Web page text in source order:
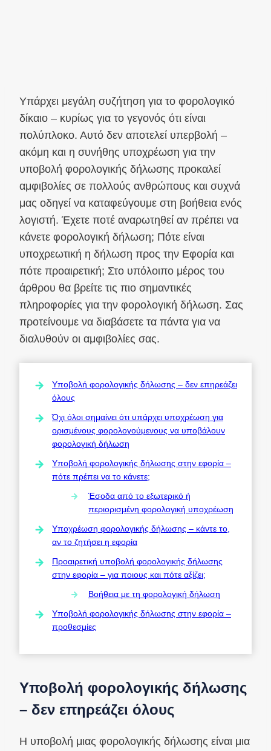
Υπάρχει μεγάλη συζήτηση για το φορολογικό
δίκαιο – κυρίως για το γεγονός ότι είναι
πολύπλοκο. Αυτό δεν αποτελεί υπερβολή –
ακόμη και η συνήθης υποχρέωση για την
υποβολή φορολογικής δήλωσης προκαλεί
αμφιβολίες σε πολλούς ανθρώπους και συχνά
μας οδηγεί να καταφεύγουμε στη βοήθεια ενός
λογιστή. Έχετε ποτέ αναρωτηθεί αν πρέπει να
κάνετε φορολογική δήλωση; Πότε είναι
υποχρεωτική η δήλωση προς την Εφορία και
πότε προαιρετική; Στο υπόλοιπο μέρος του
άρθρου θα βρείτε τις πιο σημαντικές
πληροφορίες για την φορολογική δήλωση. Σας
προτείνουμε να διαβάσετε τα πάντα για να
διαλυθούν οι αμφιβολίες σας.
Υποβολή φορολογικής δήλωσης – δεν επηρεάζει
όλους
Όχι όλοι σημαίνει ότι υπάρχει υποχρέωση για
ορισμένους φορολογούμενους να υποβάλουν
φορολογική δήλωση
Υποβολή φορολογικής δήλωσης στην εφορία –
πότε πρέπει να το κάνετε;
Έσοδα από το εξωτερικό ή
περιορισμένη φορολογική υποχρέωση
Υποχρέωση φορολογικής δήλωσης – κάντε το,
αν το ζητήσει η εφορία
Προαιρετική υποβολή φορολογικής δήλωσης
στην εφορία – για ποιους και πότε αξίζει;
Βοήθεια με τη φορολογική δήλωση
Υποβολή φορολογικής δήλωσης στην εφορία –
προθεσμίες
Υποβολή φορολογικής δήλωσης
– δεν επηρεάζει όλους
Η υποβολή μιας φορολογικής δήλωσης είναι μια